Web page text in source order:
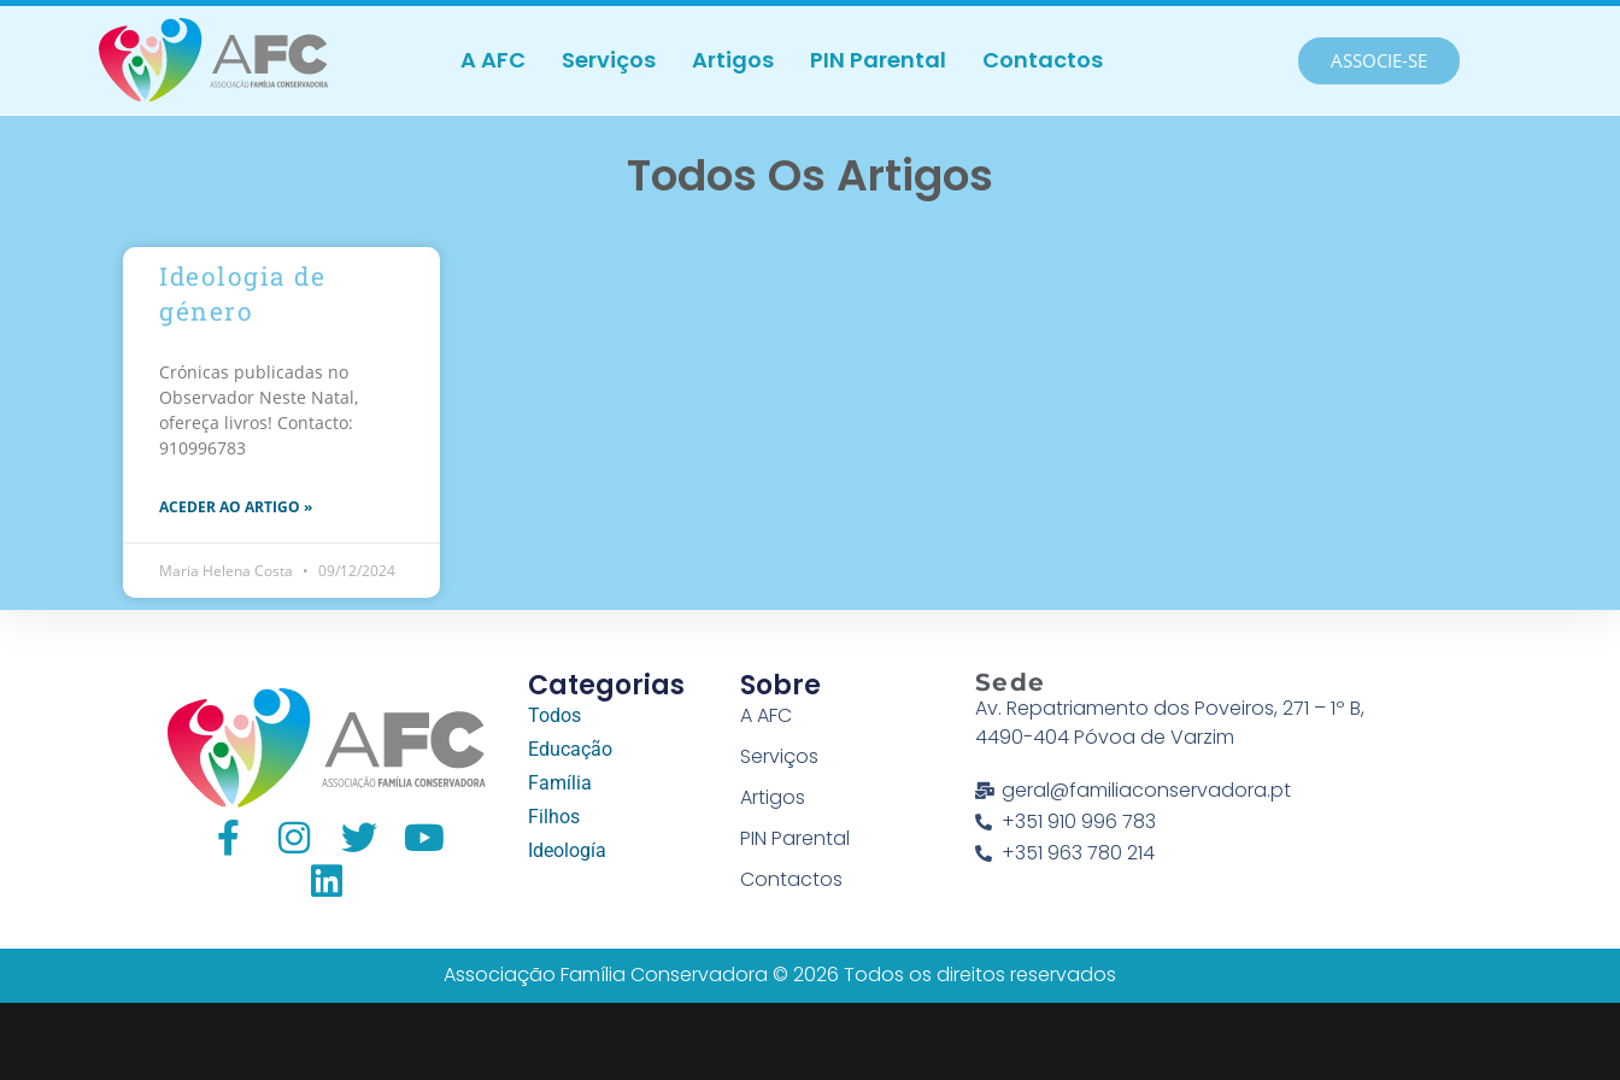
A AFC Serviços Artigos PIN Parental Contactos ASSOCIE-SE
Todos Os Artigos
Ideologia de
género
Crónicas publicadas no
Observador Neste Natal,
ofereça livros! Contacto:
910996783
ACEDER AO ARTIGO »
Maria Helena Costa 09/12/2024
Categorias
Todos
Educação
Família
Filhos
Ideología
Sobre
A AFC
Serviços
Artigos
PIN Parental
Contactos
Sede
Av. Repatriamento dos Poveiros, 271 – 1º B,
4490-404 Póvoa de Varzim
geral@familiaconservadora.pt
+351 910 996 783
+351 963 780 214
Associação Família Conservadora © 2026 Todos os direitos reservados